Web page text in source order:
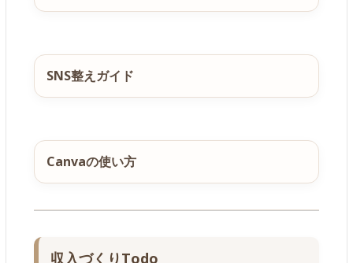
SNS整えガイド
Canvaの使い方
収入づくりTodo